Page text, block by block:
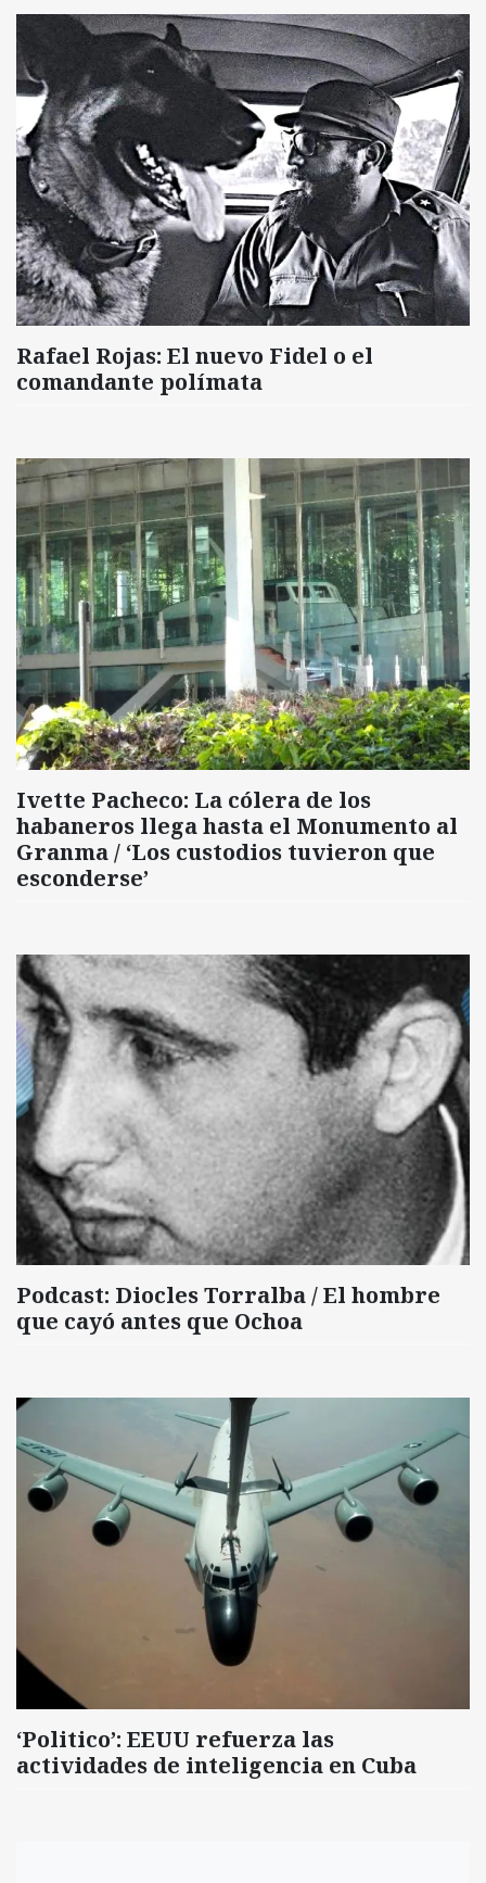
Rafael Rojas: El nuevo Fidel o el
comandante polímata
Ivette Pacheco: La cólera de los
habaneros llega hasta el Monumento al
Granma / ‘Los custodios tuvieron que
esconderse’
Podcast: Diocles Torralba / El hombre
que cayó antes que Ochoa
‘Politico’: EEUU refuerza las
actividades de inteligencia en Cuba